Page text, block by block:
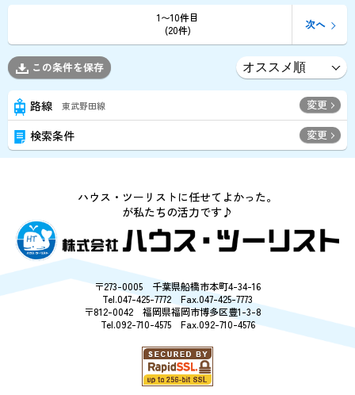
1〜10件目
(20件)
次へ
この条件を保存
路線 東武野田線 変更
検索条件 変更
ハウス・ツーリストに任せてよかった。
が私たちの活力です♪
〒273-0005 千葉県船橋市本町4-34-16
Tel.047-425-7772 Fax.047-425-7773
〒812-0042 福岡県福岡市博多区豊1-3-8
Tel.092-710-4575 Fax.092-710-4576